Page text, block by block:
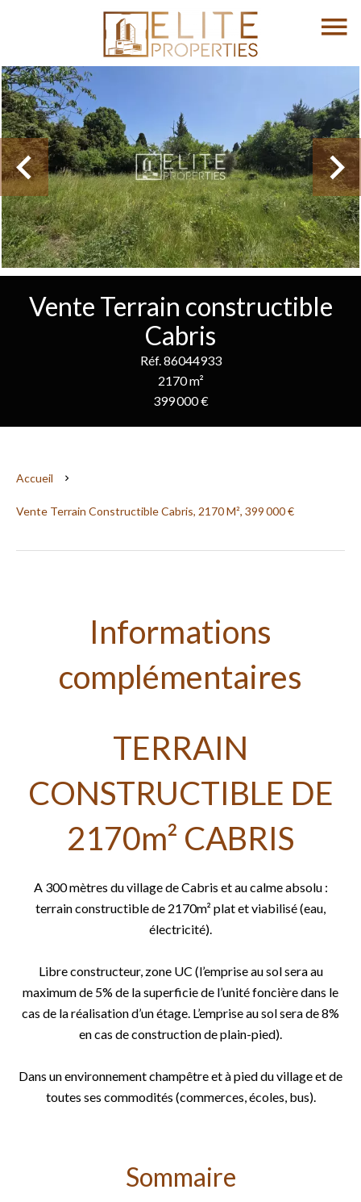
Vente Terrain constructible
Cabris
Réf. 86044933
2170 m²
399 000 €
Accueil
Vente Terrain Constructible Cabris, 2170 M², 399 000 €
Informations
complémentaires
TERRAIN
CONSTRUCTIBLE DE
2170m² CABRIS
A 300 mètres du village de Cabris et au calme absolu :
terrain constructible de 2170m² plat et viabilisé (eau,
électricité).
Libre constructeur, zone UC (l’emprise au sol sera au
maximum de 5% de la superficie de l’unité foncière dans le
cas de la réalisation d’un étage. L’emprise au sol sera de 8%
en cas de construction de plain-pied).
Dans un environnement champêtre et à pied du village et de
toutes ses commodités (commerces, écoles, bus).
Sommaire